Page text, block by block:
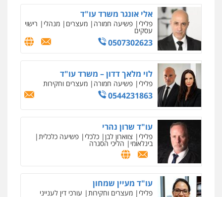
אלי אונגר משרד עו"ד
פלילי פשיעה חמורה מעצרים מנהלי רישוי
עסקים
0507302623
לוי מלאך דדון – משרד עו"ד
פלילי פשיעה חמורה מעצרים וחקירות
0544231863
עו"ד שרון נהרי
פלילי צווארון לבן כלכלי פשיעה כלכלית
בינלאומי הליכי הסגרה
עו"ד מעיין שמחון
פלילי מעצרים וחקירות עורכי דין לענייני